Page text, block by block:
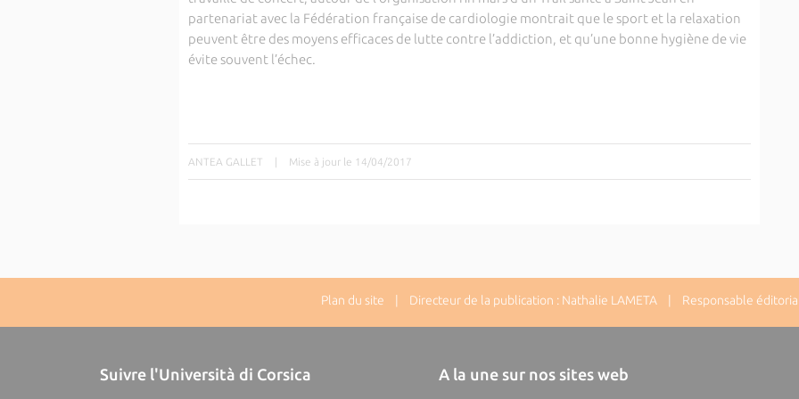
partenariat avec la Fédération française de cardiologie montrait que le sport et la relaxation
peuvent être des moyens efficaces de lutte contre l’addiction, et qu’une bonne hygiène de vie
évite souvent l’échec.
ANTEA GALLET | Mise à jour le 14/04/2017
Plan du site | Directeur de la publication : Nathalie LAMETA | Responsable éditorial
Suivre l'Università di Corsica A la une sur nos sites web